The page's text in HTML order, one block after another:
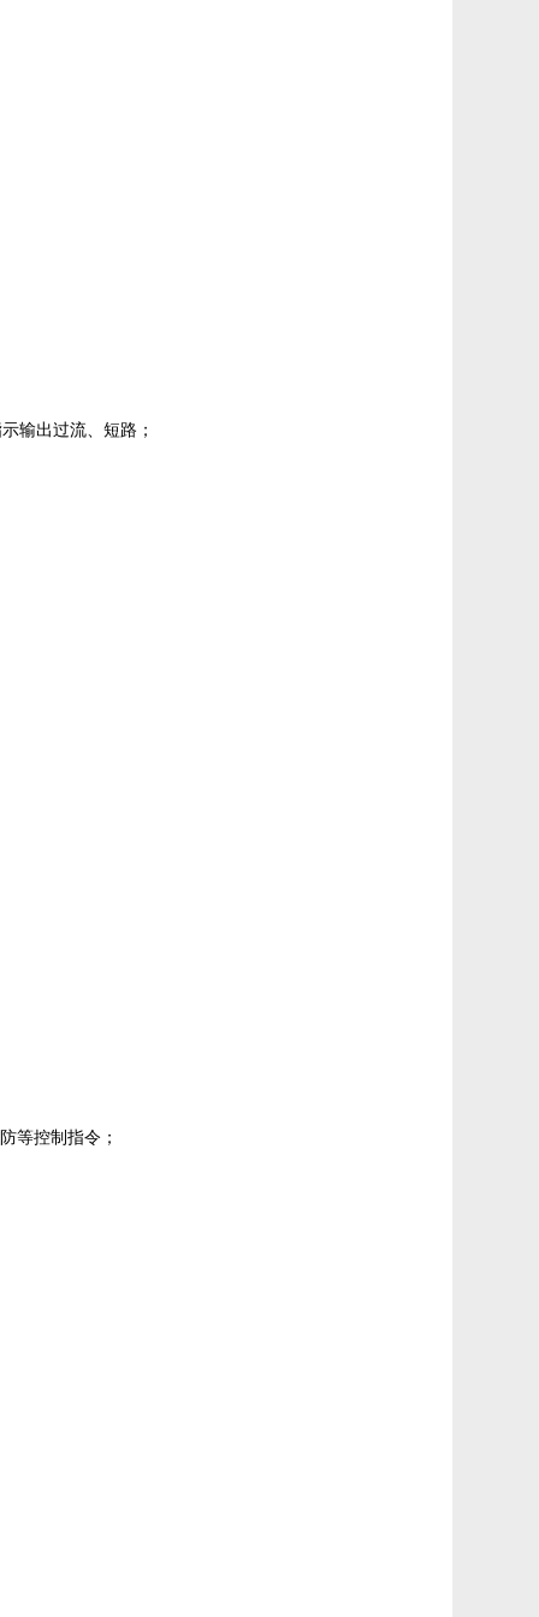
输出过流、短路；
等控制指令；